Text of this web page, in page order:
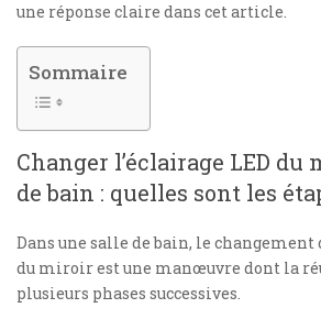
une réponse claire dans cet article.
Sommaire
Changer l’éclairage LED du
de bain : quelles sont les
Dans une salle de bain, le changement
du miroir est une manœuvre dont la
plusieurs phases successives.